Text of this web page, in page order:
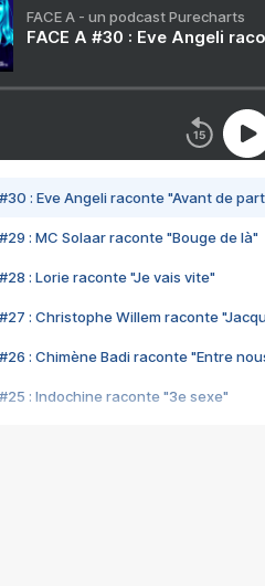
FACE A - un podcast Purecharts
FACE A #30 : Eve Angeli
#30 : Eve Angeli raconte "Avant de
#29 : MC Solaar raconte "Bouge de là"
#28 : Lorie raconte "Je vais vite"
#27 : Christophe Willem raconte
#26 : Chimène Badi raconte "Entre
#25 : Indochine raconte "3e sexe"